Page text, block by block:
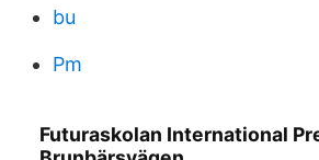
bu
Pm
Futuraskolan International